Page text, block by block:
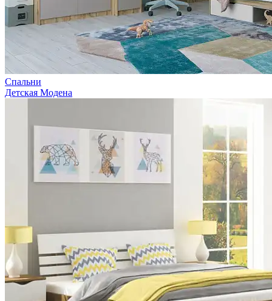
Спальни
Детская Модена